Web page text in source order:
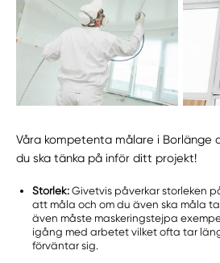
Våra kompetenta målare i Borlänge
du ska tänka på inför ditt projekt!
Storlek: Givetvis påverkar storleken
att måla och om du även ska måla
även måste maskeringstejpa
igång med arbetet vilket ofta tar
förväntar sig.